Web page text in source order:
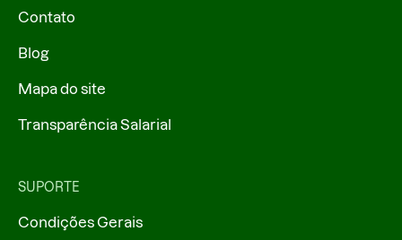
Contato
Blog
Mapa do site
Transparência Salarial
SUPORTE
Condições Gerais